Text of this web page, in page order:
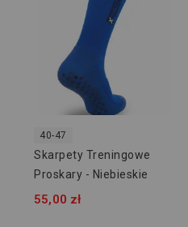
40-47
Skarpety Treningowe
Proskary - Niebieskie
55,00 zł